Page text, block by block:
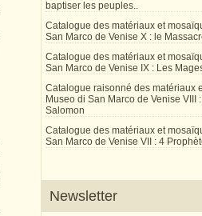
baptiser les peuples..
Catalogue des matériaux et
San Marco de Venise X : le
Catalogue des matériaux et
San Marco de Venise IX : Les
Catalogue raisonné des matériaux
Museo di San Marco de Venise VIII
Salomon
Catalogue des matériaux et
San Marco de Venise VII : 4
Newsletter